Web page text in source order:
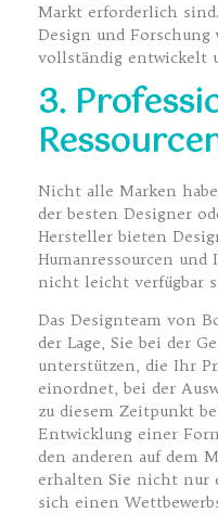
Markt erforderlich
Design und
vollständig entwickelt
3.
Nicht alle Marken
der besten Designer
Hersteller bieten
Humanressourcen und
nicht leicht verfügbar
Das Designteam von
der Lage, Sie bei der
unterstützen, die Ihr
einordnet, bei der
zu diesem Zeitpunkt
Entwicklung einer
den anderen auf dem
erhalten Sie nicht nur
sich einen